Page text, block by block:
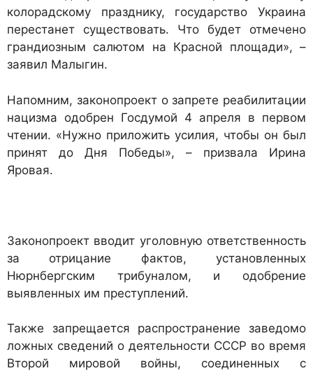
колорадскому празднику, государство Украина
перестанет существовать. Что будет отмечено
грандиозным салютом на Красной площади», –
заявил Малыгин.
Напомним, законопроект о запрете реабилитации
нацизма одобрен Госдумой 4 апреля в первом
чтении. «Нужно приложить усилия, чтобы он был
принят до Дня Победы», – призвала Ирина
Яровая.
Законопроект вводит уголовную ответственность
за отрицание фактов, установленных
Нюрнбергским трибуналом, и одобрение
выявленных им преступлений.
Также запрещается распространение заведомо
ложных сведений о деятельности СССР во время
Второй мировой войны, соединенных с